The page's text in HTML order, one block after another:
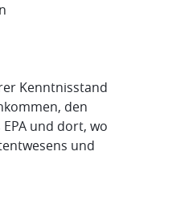
Kenntnisstand
den
und dort, wo
und